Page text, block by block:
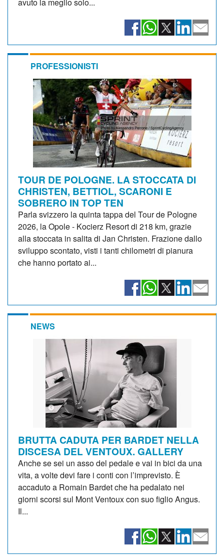
PROFESSIONISTI
TOUR DE POLOGNE. LA STOCCATA DI
CHRISTEN, BETTIOL, SCARONI E
SOBRERO IN TOP TEN
Parla svizzero la quinta tappa del Tour de Pologne
2026, la Opole - Kocierz Resort di 218 km, grazie
alla stoccata in salita di Jan Christen. Frazione dallo
sviluppo scontato, visti i tanti chilometri di pianura
che hanno portato ai...
NEWS
BRUTTA CADUTA PER BARDET NELLA
DISCESA DEL VENTOUX. GALLERY
Anche se sei un asso del pedale e vai in bici da una
vita, a volte devi fare i conti con l’imprevisto. È
accaduto a Romain Bardet che ha pedalato nei
giorni scorsi sul Mont Ventoux con suo figlio Angus.
Il...